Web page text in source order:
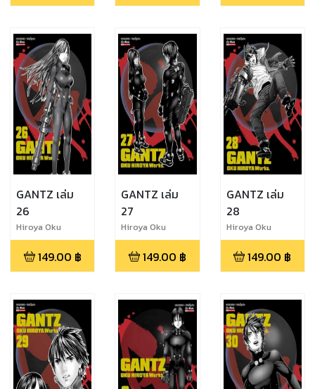
GANTZ เล่ม
26
Hiroya Oku
149.00 ฿
GANTZ เล่ม
27
Hiroya Oku
149.00 ฿
GANTZ เล่ม
28
Hiroya Oku
149.00 ฿